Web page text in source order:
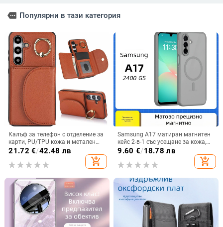
more Популярни в тази категория
Калъф за телефон с отделение за
карти, PU/TPU кожа и метален
пръстен; ръчна изработка,
против изпускане, за Samsung
21.72 €/42.48 лв
add_shopping_cart
Samsung A17 матиран магнитен
кейс 2-в-1 със усещане за кожа,
удароустойчива обвивка от
червено, лилаво, синьо, черно
9.60 €/18.78 лв
add_shopping_cart